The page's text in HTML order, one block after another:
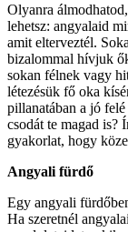
Olyanra
lehetsz: angyalaid
amit elterveztél.
bizalommal hívjuk
sokan félnek vagy
létezésük fő oka
pillanatában a jó
csodát te magad is?
gyakorlat, hogy
Angyali fürdő
Egy angyali
Ha szeretnél